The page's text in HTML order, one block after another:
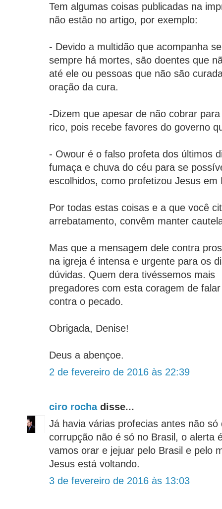
Tem algumas coisas publicadas na
não estão no artigo, por exemplo:
- Devido a multidão que acompanha
sempre há mortes, são doentes que
até ele ou pessoas que não são
oração da cura.
-Dizem que apesar de não cobrar
rico, pois recebe favores do governo
- Owour é o falso profeta dos últimos
fumaça e chuva do céu para se
escolhidos, como profetizou Jesus em
Por todas estas coisas e a que você
arrebatamento, convêm manter
Mas que a mensagem dele contra
na igreja é intensa e urgente para os
dúvidas. Quem dera tivéssemos mais
pregadores com esta coragem de
contra o pecado.
Obrigada, Denise!
Deus a abençoe.
2 de fevereiro de 2016 às 22:39
ciro rochadisse...
Já havia várias profecias antes não
corrupção não é só no Brasil, o alerta
vamos orar e jejuar pelo Brasil e pelo
Jesus está voltando.
3 de fevereiro de 2016 às 13:03